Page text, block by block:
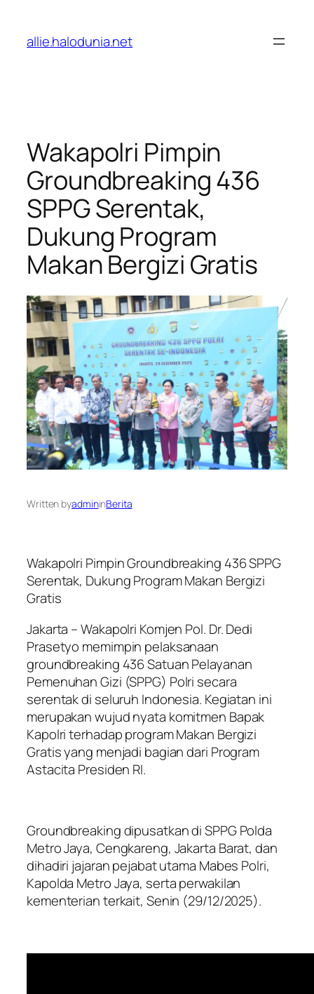
konten
allie.halodunia.net
Wakapolri Pimpin
Groundbreaking 436
SPPG Serentak,
Dukung Program
Makan Bergizi Gratis
Written byadmininBerita
Wakapolri Pimpin Groundbreaking 436 SPPG
Serentak, Dukung Program Makan Bergizi
Gratis
Jakarta – Wakapolri Komjen Pol. Dr. Dedi
Prasetyo memimpin pelaksanaan
groundbreaking 436 Satuan Pelayanan
Pemenuhan Gizi (SPPG) Polri secara
serentak di seluruh Indonesia. Kegiatan ini
merupakan wujud nyata komitmen Bapak
Kapolri terhadap program Makan Bergizi
Gratis yang menjadi bagian dari Program
Astacita Presiden RI.
Groundbreaking dipusatkan di SPPG Polda
Metro Jaya, Cengkareng, Jakarta Barat, dan
dihadiri jajaran pejabat utama Mabes Polri,
Kapolda Metro Jaya, serta perwakilan
kementerian terkait, Senin (29/12/2025).